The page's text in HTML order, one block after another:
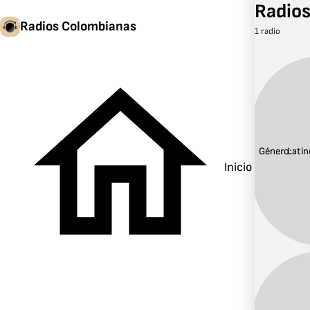
Radios Colombianas
Inicio
1 radio
Género: